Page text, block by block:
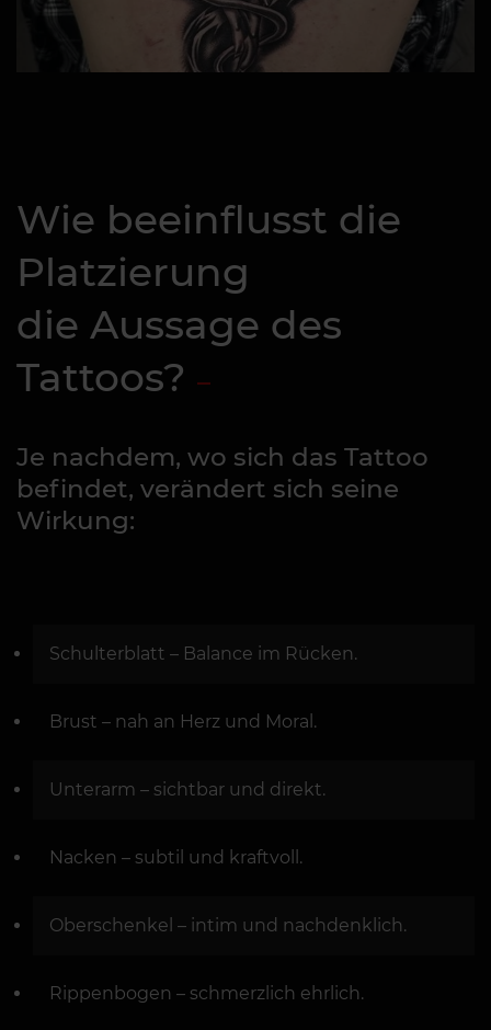
Wie beeinflusst die
Platzierung
die Aussage des
Tattoos?
Je nachdem, wo sich das Tattoo
befindet, verändert sich seine
Wirkung:
Schulterblatt – Balance im Rücken.
Brust – nah an Herz und Moral.
Unterarm – sichtbar und direkt.
Nacken – subtil und kraftvoll.
Oberschenkel – intim und nachdenklich.
Rippenbogen – schmerzlich ehrlich.